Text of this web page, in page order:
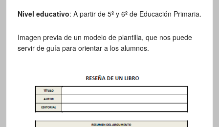
Nivel educativo: A partir de 5º y 6º de Educación Primaria.
Imagen previa de un modelo de plantilla, que nos puede
servir de guía para orientar a los alumnos.